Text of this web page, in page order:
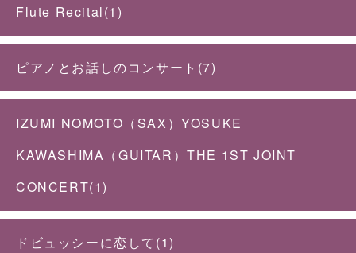
Flute Recital(1)
ピアノとお話しのコンサート(7)
IZUMI NOMOTO（SAX）YOSUKE
KAWASHIMA（GUITAR）THE 1ST JOINT
CONCERT(1)
ドビュッシーに恋して(1)